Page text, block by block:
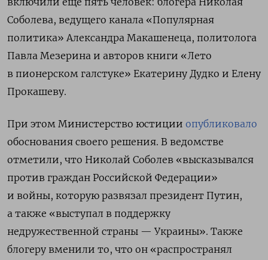
Соболева, ведущего канала «Популярная
политика» Александра Макашенеца, политолога
Павла Мезерина и авторов книги «Лето
в пионерском галстуке» Екатерину Дудко и Елену
Прокашеву.
При этом Министерство юстиции опубликовало
обоснования своего решения. В ведомстве
отметили, что Николай Соболев «высказывался
против граждан Российской Федерации»
и войны, которую развязал президент Путин,
а также «выступал в поддержку
недружественной страны — Украины». Также
блогеру вменили то, что он «распространял